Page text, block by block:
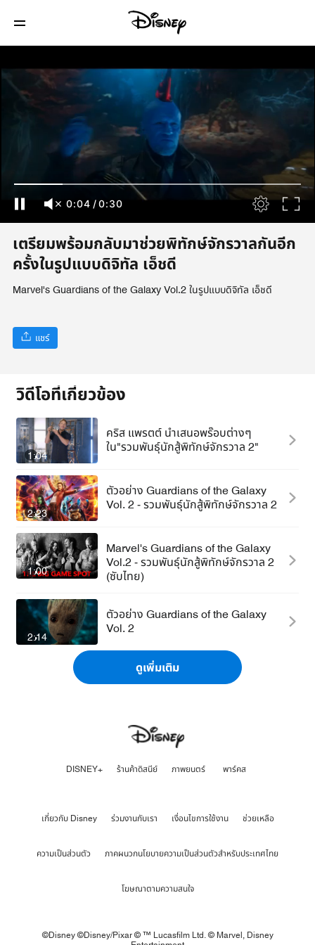
0:05 /0:30
เตรียมพร้อมกลับมาช่วยพิทักษ์จักรวาลกันอีก
ครั้งในรูปแบบดิจิทัล เอ็ชดี
Marvel's Guardians of the Galaxy Vol.2 ในรูปแบบดิจิทัล เอ็ชดี
แชร์
วิดีโอที่เกี่ยวข้อง
1:04
คริส แพรตต์ นำเสนอพร๊อบต่างๆ
ใน"รวมพันธุ์นักสู้พิทักษ์จักรวาล 2"
2:23
ตัวอย่าง Guardians of the Galaxy
Vol. 2 - รวมพันธุ์นักสู้พิทักษ์จักรวาล 2
1:00
Marvel's Guardians of the Galaxy
Vol.2 - รวมพันธุ์นักสู้พิทักษ์จักรวาล 2
(ซับไทย)
2:14
ตัวอย่าง Guardians of the Galaxy
Vol. 2
ดูเพิ่มเติม
DISNEY+ ร้านค้าดิสนีย์ ภาพยนตร์ พาร์คส
เกี่ยวกับ Disney ร่วมงานกับเรา เงื่อนไขการใช้งาน ช่วยเหลือ
ความเป็นส่วนตัว ภาคผนวกนโยบายความเป็นส่วนตัวสำหรับประเทศไทย
โฆษณาตามความสนใจ
©Disney ©Disney/Pixar © ™ Lucasfilm Ltd. © Marvel, Disney